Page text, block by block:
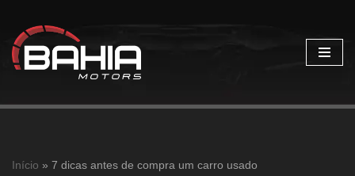
Pular
para
Início » 7 dicas antes de compra um carro usado